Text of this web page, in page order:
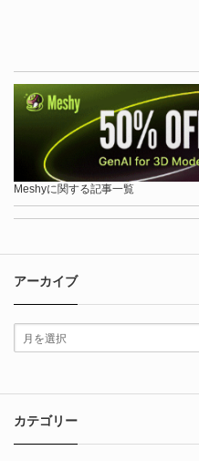
Meshyに関する記事一覧
アーカイブ
カテゴリー